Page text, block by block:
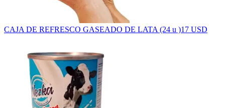
CAJA DE REFRESCO GASEADO DE LATA (24 u )17 USD